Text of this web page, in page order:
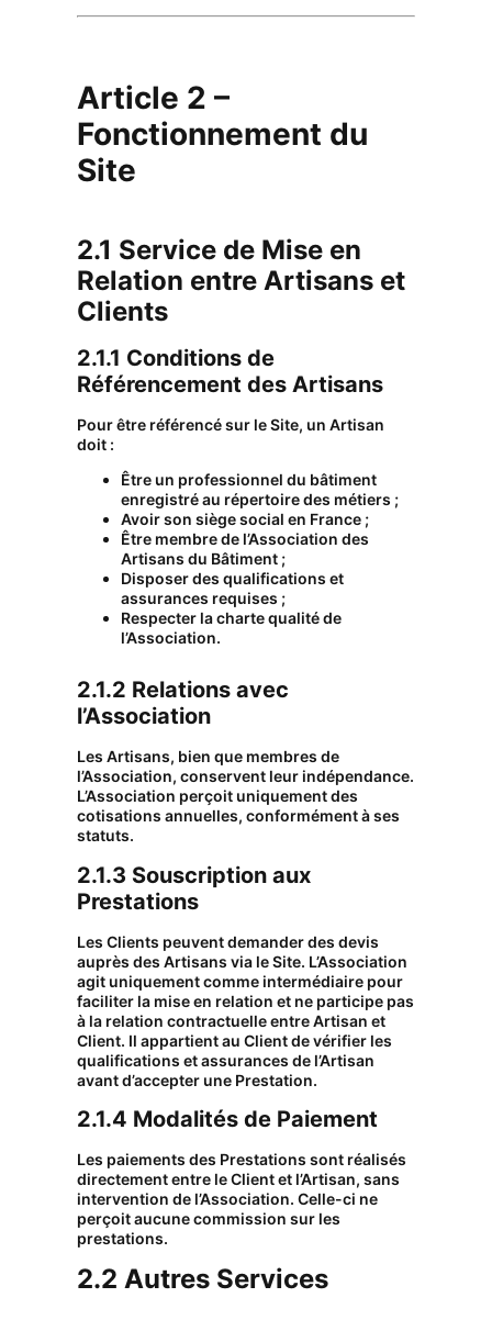
Article 2 –
Fonctionnement du
Site
2.1 Service de Mise en
Relation entre Artisans et
Clients
2.1.1 Conditions de
Référencement des Artisans
Pour être référencé sur le Site, un Artisan
doit :
Être un professionnel du bâtiment
enregistré au répertoire des métiers ;
Avoir son siège social en France ;
Être membre de l’Association des
Artisans du Bâtiment ;
Disposer des qualifications et
assurances requises ;
Respecter la charte qualité de
l’Association.
2.1.2 Relations avec
l’Association
Les Artisans, bien que membres de
l’Association, conservent leur indépendance.
L’Association perçoit uniquement des
cotisations annuelles, conformément à ses
statuts.
2.1.3 Souscription aux
Prestations
Les Clients peuvent demander des devis
auprès des Artisans via le Site. L’Association
agit uniquement comme intermédiaire pour
faciliter la mise en relation et ne participe pas
à la relation contractuelle entre Artisan et
Client. Il appartient au Client de vérifier les
qualifications et assurances de l’Artisan
avant d’accepter une Prestation.
2.1.4 Modalités de Paiement
Les paiements des Prestations sont réalisés
directement entre le Client et l’Artisan, sans
intervention de l’Association. Celle-ci ne
perçoit aucune commission sur les
prestations.
2.2 Autres Services